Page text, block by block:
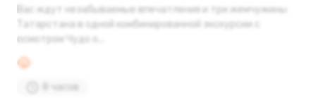
Вас ждут незабываемые впечатления и три жемчужины
Татарстана в одной комбинированной экскурсии с
осмотром Чудо о...
8 часов